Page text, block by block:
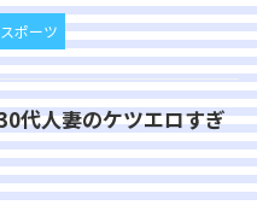
ポーツ
代人妻のケツエロすぎ